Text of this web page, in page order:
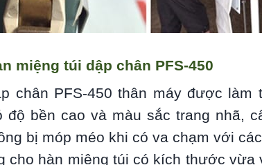
miệng túi dập chân PFS-450
chân PFS-450 thân máy được
bền cao và màu sắc trang nhã,
bị móp méo khi có va chạm với
cho hàn miệng túi có kích thước vừa